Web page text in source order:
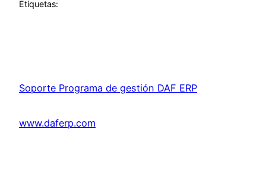
Etiquetas:
Soporte Programa de gestión DAF ERP
www.daferp.com